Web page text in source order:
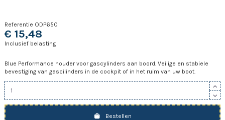
Referentie ODP650
€ 15,48
Inclusief belasting
Blue Performance houder voor gascylinders aan boord. Veilige en stabiele
bevestiging van gascilinders in de cockpit of in het ruim van uw boot.
Bestellen